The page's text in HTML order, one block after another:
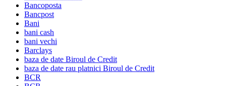
Bancoposta
Bancpost
Bani
bani cash
bani vechi
Barclays
baza de date Biroul de Credit
baza de date rau platnici Biroul de Credit
BCR